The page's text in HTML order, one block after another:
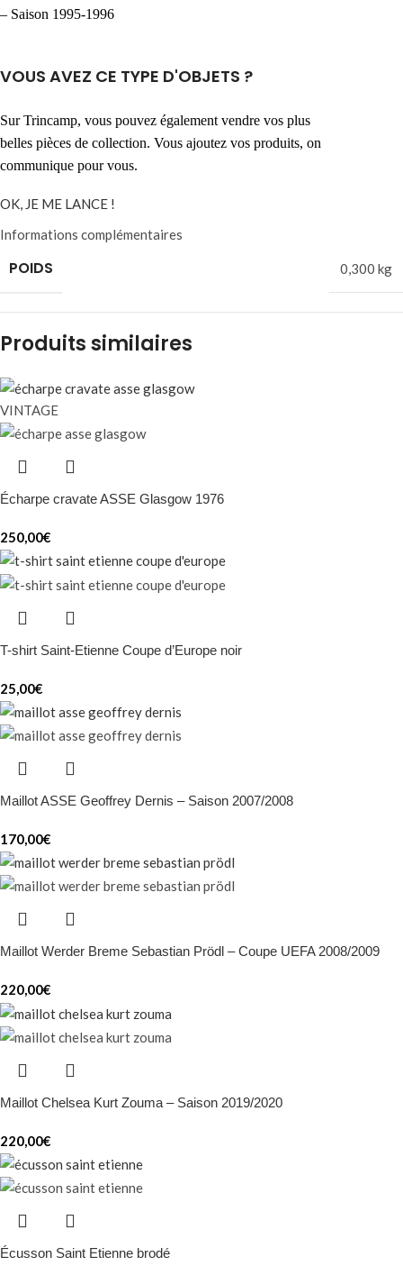
– Saison 1995-1996
VOUS AVEZ CE TYPE D'OBJETS ?
Sur Trincamp, vous pouvez également vendre vos plus
belles pièces de collection. Vous ajoutez vos produits, on
communique pour vous.
OK, JE ME LANCE !
Informations complémentaires
POIDS 0,300 kg
Produits similaires
VINTAGE
Écharpe cravate ASSE Glasgow 1976
250,00€
T-shirt Saint-Etienne Coupe d’Europe noir
25,00€
Maillot ASSE Geoffrey Dernis – Saison 2007/2008
170,00€
Maillot Werder Breme Sebastian Prödl – Coupe UEFA 2008/2009
220,00€
Maillot Chelsea Kurt Zouma – Saison 2019/2020
220,00€
Écusson Saint Etienne brodé